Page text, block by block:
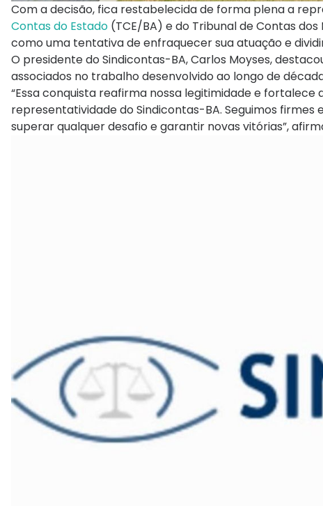
Com a decisão, fica restabelecida de forma plena a
Contas do Estado (TCE/BA) e do Tribunal de Contas
como uma tentativa de enfraquecer sua atuação e
O presidente do Sindicontas-BA, Carlos Moyses,
associados no trabalho desenvolvido ao longo de
“Essa conquista reafirma nossa legitimidade e
representatividade do Sindicontas-BA. Seguimos
superar qualquer desafio e garantir novas vitórias”,